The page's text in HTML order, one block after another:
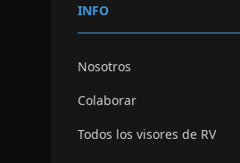
INFO
Nosotros
Colaborar
Todos los visores de RV